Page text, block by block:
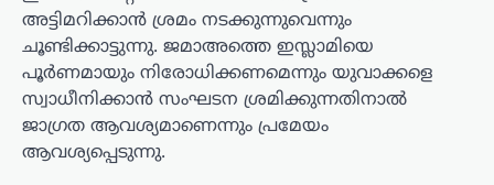
അട്ടിമറിക്കാന്‍ ശ്രമം നടക്കുന്നുവെന്നും
ചൂണ്ടിക്കാട്ടുന്നു. ജമാഅത്തെ ഇസ്ലാമിയെ
പൂര്‍ണമായും നിരോധിക്കണമെന്നും യുവാക്കളെ
സ്വാധീനിക്കാന്‍ സംഘടന ശ്രമിക്കുന്നതിനാല്‍
ജാഗ്രത ആവശ്യമാണെന്നും പ്രമേയം
ആവശ്യപ്പെടുന്നു.